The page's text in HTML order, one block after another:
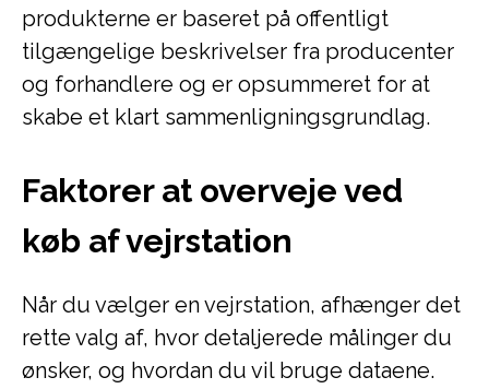
produkterne er baseret på offentligt
tilgængelige beskrivelser fra producenter
og forhandlere og er opsummeret for at
skabe et klart sammenligningsgrundlag.
Faktorer at overveje ved
køb af vejrstation
Når du vælger en vejrstation, afhænger det
rette valg af, hvor detaljerede målinger du
ønsker, og hvordan du vil bruge dataene.